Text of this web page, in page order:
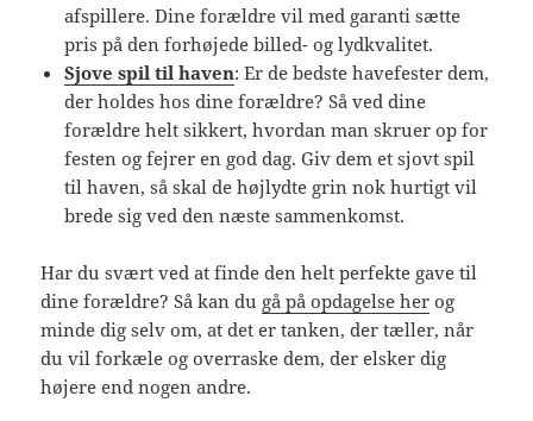
afspillere. Dine forældre vil med garanti sætte
pris på den forhøjede billed- og lydkvalitet.
Sjove spil til haven: Er de bedste havefester dem,
der holdes hos dine forældre? Så ved dine
forældre helt sikkert, hvordan man skruer op for
festen og fejrer en god dag. Giv dem et sjovt spil
til haven, så skal de højlydte grin nok hurtigt vil
brede sig ved den næste sammenkomst.
Har du svært ved at finde den helt perfekte gave til
dine forældre? Så kan du gå på opdagelse her og
minde dig selv om, at det er tanken, der tæller, når
du vil forkæle og overraske dem, der elsker dig
højere end nogen andre.